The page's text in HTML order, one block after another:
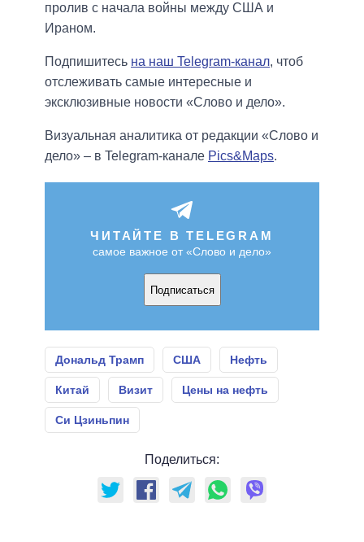
пролив с начала войны между США и
Ираном.
Подпишитесь на наш Telegram-канал, чтоб
отслеживать самые интересные и
эксклюзивные новости «Слово и дело».
Визуальная аналитика от редакции «Слово и
дело» – в Telegram-канале Pics&Maps.
ЧИТАЙТЕ В TELEGRAM
самое важное от «Слово и дело»
Подписаться
Дональд Трамп США Нефть
Китай Визит Цены на нефть
Си Цзиньпин
Поделиться: